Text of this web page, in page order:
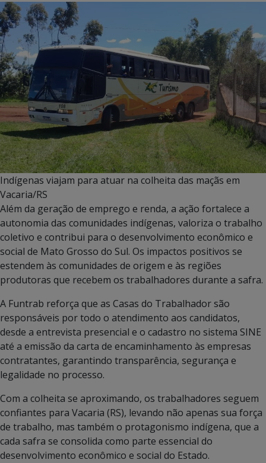
Indígenas viajam para atuar na colheita das maçãs em
Vacaria/RS
Além da geração de emprego e renda, a ação fortalece a
autonomia das comunidades indígenas, valoriza o trabalho
coletivo e contribui para o desenvolvimento econômico e
social de Mato Grosso do Sul. Os impactos positivos se
estendem às comunidades de origem e às regiões
produtoras que recebem os trabalhadores durante a safra.
A Funtrab reforça que as Casas do Trabalhador são
responsáveis por todo o atendimento aos candidatos,
desde a entrevista presencial e o cadastro no sistema SINE
até a emissão da carta de encaminhamento às empresas
contratantes, garantindo transparência, segurança e
legalidade no processo.
Com a colheita se aproximando, os trabalhadores seguem
confiantes para Vacaria (RS), levando não apenas sua força
de trabalho, mas também o protagonismo indígena, que a
cada safra se consolida como parte essencial do
desenvolvimento econômico e social do Estado.